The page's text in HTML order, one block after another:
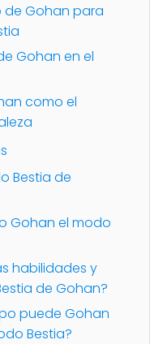
de Gohan para
Gohan en el
como el
Bestia de
Gohan el modo
habilidades y
de Gohan?
puede Gohan
Bestia?